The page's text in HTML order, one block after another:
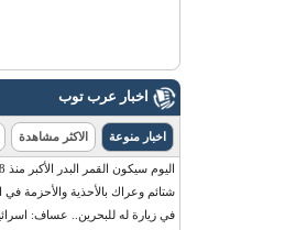
اخبار عرب توب
اخبار منوعة الاكثر مشاهدة
اليوم سيكون القمر البدر الأكبر منذ 68 سنة
شتائم وعراك بالأحذية والأحزمة في
في زيارة له للبحرين.. عساف: اسرائيل